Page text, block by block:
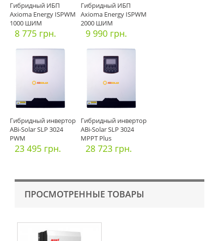
Гибридный ИБП
Axioma Energy ISPWM
1000 ШИМ
8 775 грн.
Гибридный ИБП
Axioma Energy ISPWM
2000 ШИМ
9 990 грн.
Гибридный инвертор
ABi-Solar SLP 3024
PWM
23 495 грн.
Гибридный инвертор
ABi-Solar SLP 3024
MPPT Plus
28 723 грн.
ПРОСМОТРЕННЫЕ ТОВАРЫ